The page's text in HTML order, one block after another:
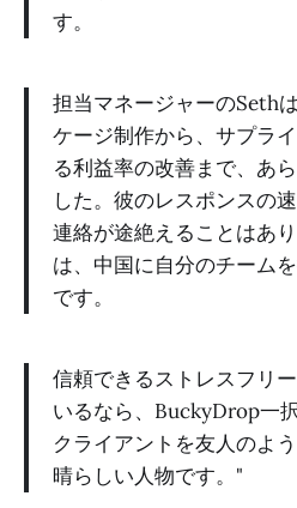
す。
担当マネージャーのSeth
ケージ制作から、サプラ
る利益率の改善まで、あ
した。彼のレスポンスの
連絡が途絶えることはあ
は、中国に自分のチーム
です。
信頼できるストレスフリ
いるなら、BuckyDrop一
クライアントを友人のよ
晴らしい人物です。"